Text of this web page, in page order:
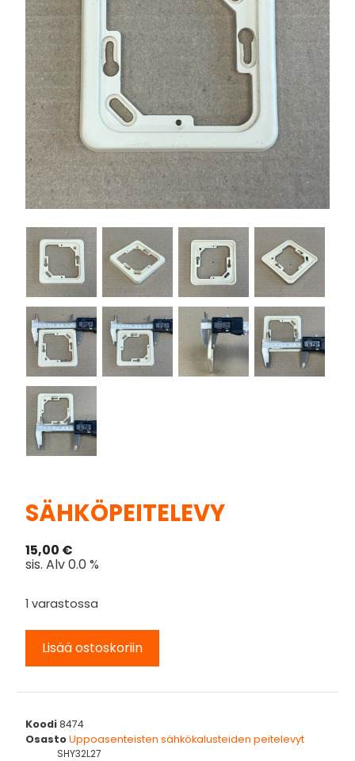
SÄHKÖPEITELEVY
15,00 €
sis. Alv 0.0 %
1 varastossa
Lisää ostoskoriin
Koodi8474
OsastoUppoasenteisten sähkökalusteiden peitelevyt
SHY32L27